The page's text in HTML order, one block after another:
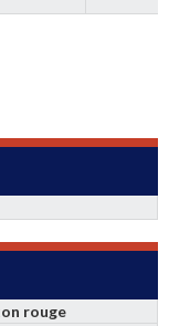
rouge